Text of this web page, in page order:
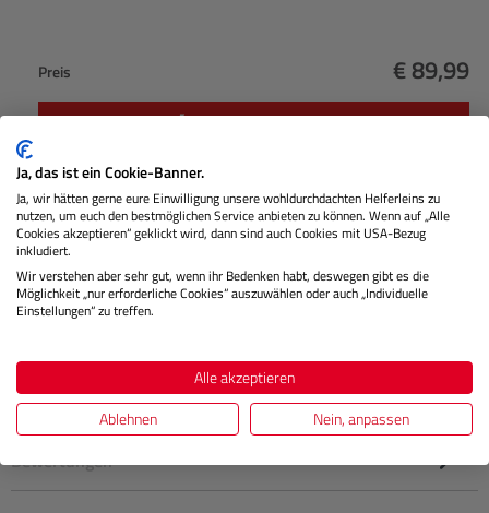
Preis € 89,99
IN DEN WARENKORB
Beschreibung
Dieser Koppler ermöglicht die Stromversorgung über USB-C
S9, GH7, S5, S…Mehr
Herstellerinformationen
Bewertungen
Ja, das ist ein Cookie-Banner.
Ja, wir hätten gerne eure Einwilligung unsere wohldurchdachten Helferleins zu
nutzen, um euch den bestmöglichen Service anbieten zu können. Wenn auf „Alle
Cookies akzeptieren“ geklickt wird, dann sind auch Cookies mit USA-Bezug
inkludiert.
Wir verstehen aber sehr gut, wenn ihr Bedenken habt, deswegen gibt es die
Möglichkeit „nur erforderliche Cookies“ auszuwählen oder auch „Individuelle
Einstellungen“ zu treffen.
Alle akzeptieren
Ablehnen
Nein, anpassen